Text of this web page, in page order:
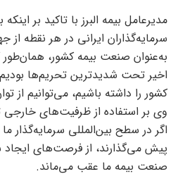
مدیرعامل بیمه البرز با تاکید بر
سرمایه‌گذاران ایرانی در هر نقطه
به‌عنوان صنعت بیمه کشور،
اخیر تحت شدیدترین تحریم‌ها
کشور را داشته باشیم، می‌توانیم از
وی بر استفاده از ظرفیت‌های خارجی
اگر در سطح بین‌المللی سرمایه‌گذار
پیش می‌گذارند، از فرصت‌های ایجاد
صنعت بیمه ما عقب می‌ماند.